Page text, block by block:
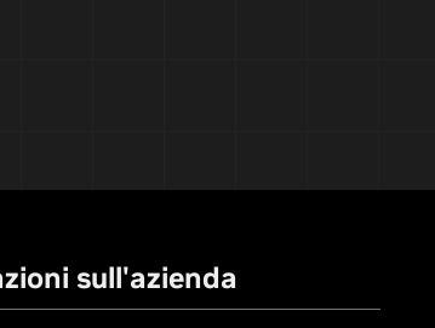
sull'azienda